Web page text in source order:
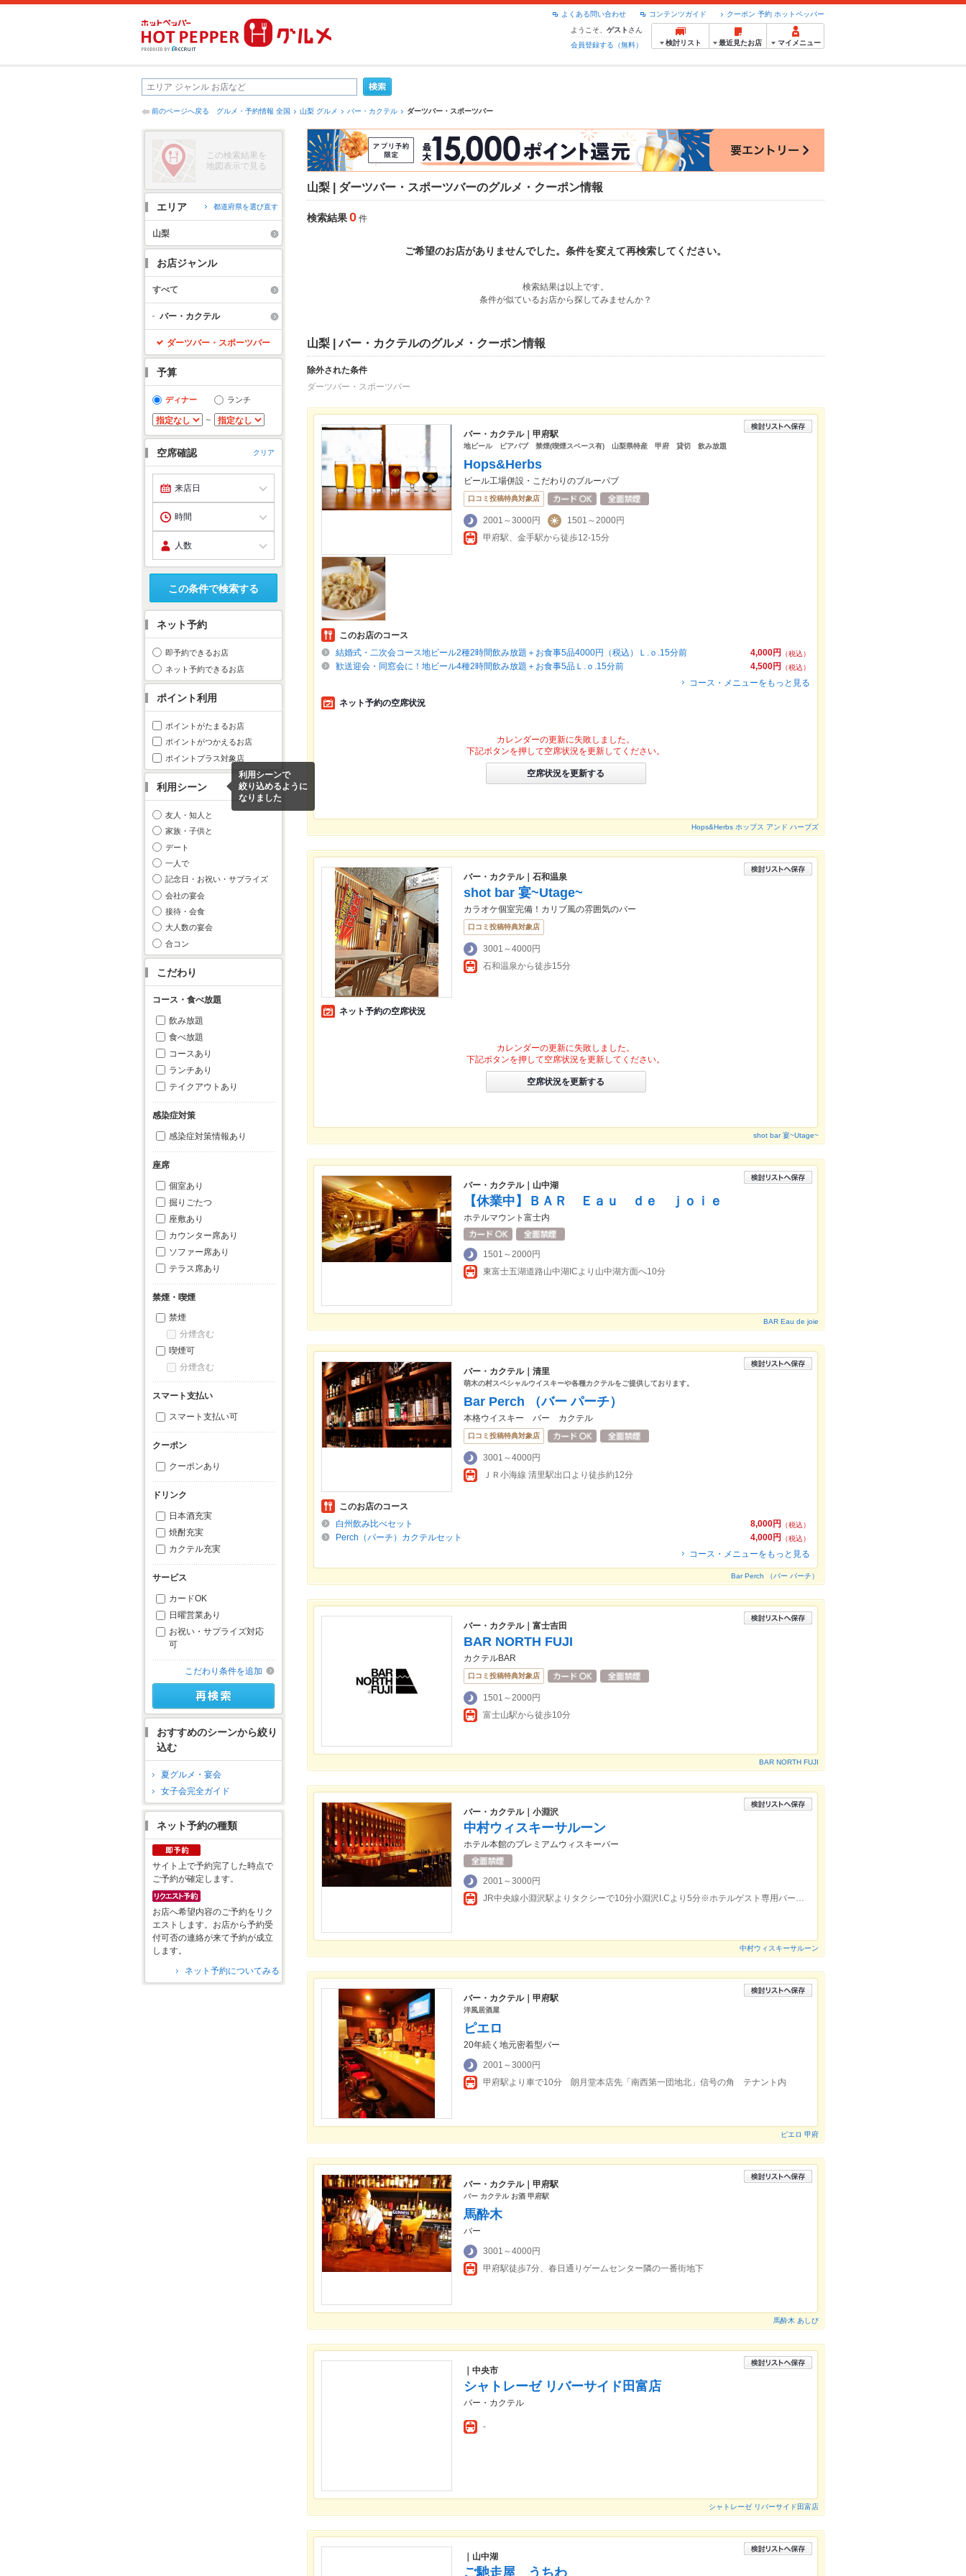
クーポン 予約 ホットペッパー
コンテンツガイド
よくある問い合わせ
ようこそ、 ゲスト さん
会員登録する（無料）
検討リスト 最近見たお店 マイメニュー
前のページへ戻る グルメ・予約情報 全国 山梨 グルメ バー・カクテル ダーツバー・スポーツバー
この検索結果を
地図表示で見る
エリア 都道府県を選び直す
山梨
お店ジャンル
すべて
バー・カクテル
ダーツバー・スポーツバー
予算
ディナー ランチ
～
空席確認 クリア
この条件で検索する
ネット予約
即予約できるお店
ネット予約できるお店
ポイント利用
ポイントがたまるお店
ポイントがつかえるお店
ポイントプラス対象店
利用シーン
利用シーンで
絞り込めるように
なりました
友人・知人と
家族・子供と
デート
一人で
記念日・お祝い・サプライズ
会社の宴会
接待・会食
大人数の宴会
合コン
こだわり
コース・食べ放題
飲み放題
食べ放題
コースあり
ランチあり
テイクアウトあり
感染症対策
感染症対策情報あり
座席
個室あり
掘りごたつ
座敷あり
カウンター席あり
ソファー席あり
テラス席あり
禁煙・喫煙
禁煙
分煙含む
喫煙可
分煙含む
スマート支払い
スマート支払い可
クーポン
クーポンあり
ドリンク
日本酒充実
焼酎充実
カクテル充実
サービス
カードOK
日曜営業あり
お祝い・サプライズ対応
可
こだわり条件を追加
おすすめのシーンから絞り
込む
夏グルメ・宴会
女子会完全ガイド
ネット予約の種類
サイト上で予約完了した時点で
ご予約が確定します。
お店へ希望内容のご予約をリク
エストします。お店から予約受
付可否の連絡が来て予約が成立
します。
ネット予約についてみる
山梨 | ダーツバー・スポーツバーのグルメ・クーポン情報
検索結果0 件
ご希望のお店がありませんでした。条件を変えて再検索してください。
検索結果は以上です。
条件が似ているお店から探してみませんか？
山梨 | バー・カクテルのグルメ・クーポン情報
除外された条件
ダーツバー・スポーツバー
バー・カクテル｜甲府駅
地ビール ビアパブ 禁煙(喫煙スペース有) 山梨県特産 甲府 貸切 飲み放題
Hops&Herbs
ビール工場併設・こだわりのブルーパブ
口コミ投稿特典対象店
2001～3000円
1501～2000円
甲府駅、金手駅から徒歩12-15分
このお店のコース
4,000円
（税込）
結婚式・二次会コース地ビール2種2時間飲み放題＋お食事5品4000円（税込）Ｌ.ｏ.15分前
4,500円
（税込）
歓送迎会・同窓会に！地ビール4種2時間飲み放題＋お食事5品Ｌ.ｏ.15分前
コース・メニューをもっと見る
ネット予約の空席状況
カレンダーの更新に失敗しました。
下記ボタンを押して空席状況を更新してください。
空席状況を更新する
Hops&Herbs ホップス アンド ハーブズ
バー・カクテル｜石和温泉
shot bar 宴~Utage~
カラオケ個室完備！カリブ風の雰囲気のバー
口コミ投稿特典対象店
3001～4000円
石和温泉から徒歩15分
ネット予約の空席状況
カレンダーの更新に失敗しました。
下記ボタンを押して空席状況を更新してください。
空席状況を更新する
shot bar 宴~Utage~
バー・カクテル｜山中湖
【休業中】ＢＡＲ Ｅａｕ ｄｅ ｊｏｉｅ
ホテルマウント富士内
1501～2000円
東富士五湖道路山中湖ICより山中湖方面へ10分
BAR Eau de joie
バー・カクテル｜清里
萌木の村スペシャルウイスキーや各種カクテルをご提供しております。
Bar Perch （バー パーチ）
本格ウイスキー バー カクテル
口コミ投稿特典対象店
3001～4000円
ＪＲ小海線 清里駅出口より徒歩約12分
このお店のコース
8,000円
（税込）
白州飲み比べセット
4,000円
（税込）
Perch（パーチ）カクテルセット
コース・メニューをもっと見る
Bar Perch （バー パーチ）
バー・カクテル｜富士吉田
BAR NORTH FUJI
カクテルBAR
口コミ投稿特典対象店
1501～2000円
富士山駅から徒歩10分
BAR NORTH FUJI
バー・カクテル｜小淵沢
中村ウィスキーサルーン
ホテル本館のプレミアムウィスキーバー
2001～3000円
JR中央線小淵沢駅よりタクシーで10分小淵沢I.Cより5分※ホテルゲスト専用バー。ホテルゲストは送迎あり。
中村ウィスキーサルーン
バー・カクテル｜甲府駅
洋風居酒屋
ピエロ
20年続く地元密着型バー
2001～3000円
甲府駅より車で10分 朗月堂本店先「南西第一団地北」信号の角 テナント内
ピエロ 甲府
バー・カクテル｜甲府駅
バー カクテル お酒 甲府駅
馬酔木
バー
3001～4000円
甲府駅徒歩7分、春日通りゲームセンター隣の一番街地下
馬酔木 あしび
｜中央市
シャトレーゼ リバーサイド田富店
バー・カクテル
-
シャトレーゼ リバーサイド田富店
｜山中湖
ご馳走屋 うちわ